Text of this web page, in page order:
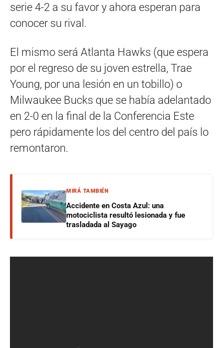
serie 4-2 a su favor y ahora esperan para
conocer su rival.
El mismo será Atlanta Hawks (que espera
por el regreso de su joven estrella, Trae
Young, por una lesión en un tobillo) o
Milwaukee Bucks que se había adelantado
en 2-0 en la final de la Conferencia Este
pero rápidamente los del centro del país lo
remontaron.
MIRÁ TAMBIÉN
Accidente en Costa Azul: una
motociclista resultó lesionada y fue
trasladada al Sayago